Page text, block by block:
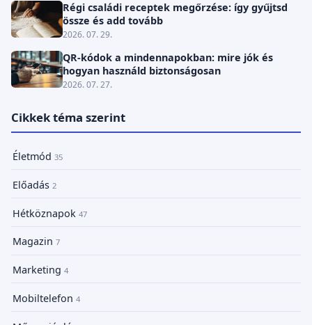
Régi családi receptek megőrzése: így gyűjtsd
össze és add tovább
2026. 07. 29.
QR-kódok a mindennapokban: mire jók és
hogyan használd biztonságosan
2026. 07. 27.
Cikkek téma szerint
Életmód 35
Előadás 2
Hétköznapok 47
Magazin 7
Marketing 4
Mobiltelefon 4